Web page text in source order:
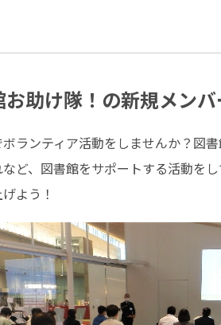
お助け隊！の新規メン
ランティア活動をしませんか？図
ど、図書館をサポートする活動を
よう！